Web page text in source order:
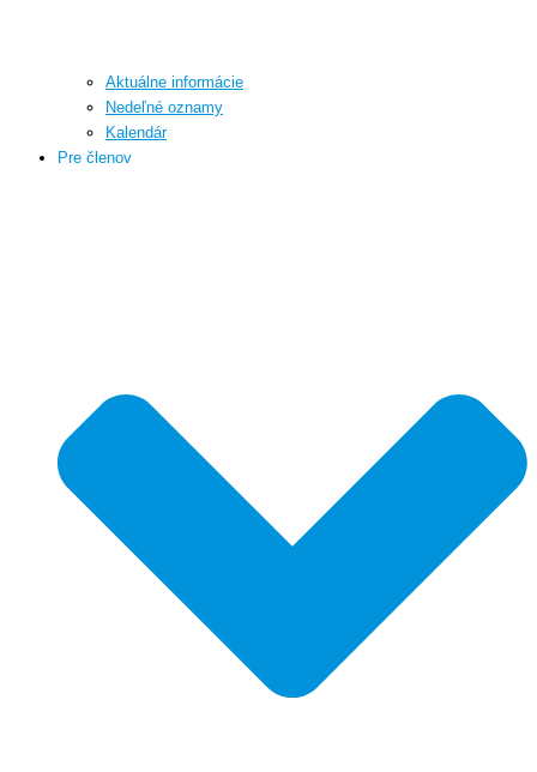
Aktuálne informácie
Nedeľné oznamy
Kalendár
Pre členov